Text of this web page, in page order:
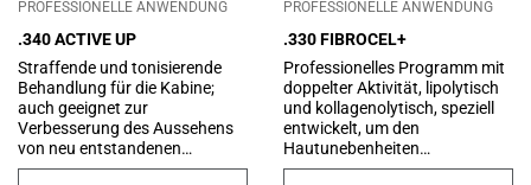
PROFESSIONELLE ANWENDUNG
.340 ACTIVE UP
Straffende und tonisierende
Behandlung für die Kabine;
auch geeignet zur
Verbesserung des Aussehens
von neu entstandenen
Dehnungsstreifen.
PROFESSIONELLE ANWENDUNG
.330 FIBROCEL+
Professionelles Programm mit
doppelter Aktivität, lipolytisch
und kollagenolytisch, speziell
entwickelt, um den
Hautunebenheiten
entgegenzuwirken, die auf